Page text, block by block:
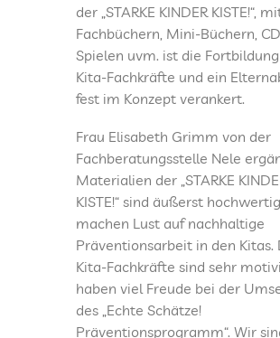
der „STARKE KINDER KISTE!“,
Fachbüchern, Mini-Büchern,
Spielen uvm. ist die
Kita-Fachkräfte und ein
fest im Konzept verankert.
Frau Elisabeth Grimm von der
Fachberatungsstelle Nele
Materialien der „STARKE
KISTE!“ sind äußerst
machen Lust auf nachhaltige
Präventionsarbeit in den Kitas.
Kita-Fachkräfte sind sehr
haben viel Freude bei der
des „Echte Schätze!
Präventionsprogramm“. Wir